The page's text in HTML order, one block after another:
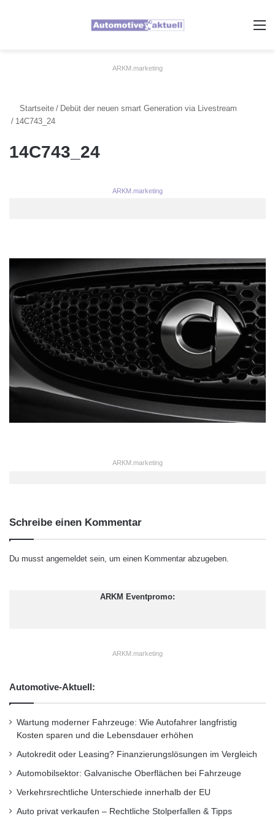
ARKM.marketing
Startseite / Debüt der neuen smart Generation via Livestream
/ 14C743_24
14C743_24
ARKM.marketing
ARKM.marketing
Schreibe einen Kommentar
Du musst angemeldet sein, um einen Kommentar abzugeben.
ARKM Eventpromo:
ARKM.marketing
Automotive-Aktuell:
Wartung moderner Fahrzeuge: Wie Autofahrer langfristig
Kosten sparen und die Lebensdauer erhöhen
Autokredit oder Leasing? Finanzierungslösungen im Vergleich
Automobilsektor: Galvanische Oberflächen bei Fahrzeuge
Verkehrsrechtliche Unterschiede innerhalb der EU
Auto privat verkaufen – Rechtliche Stolperfallen & Tipps